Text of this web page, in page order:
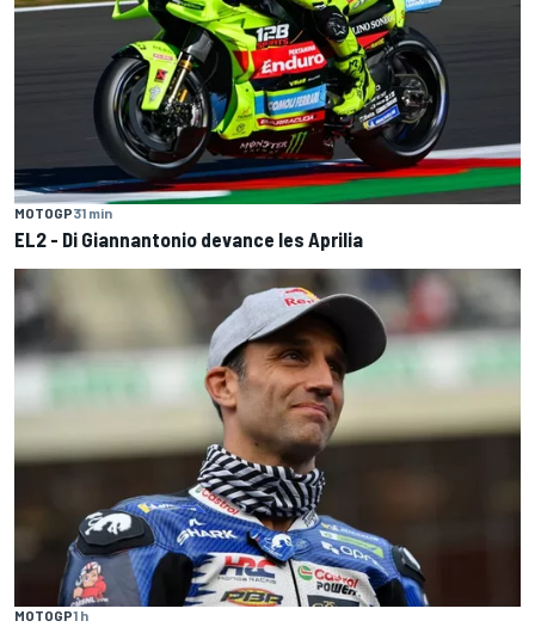
MOTOGP31 min
EL2 - Di Giannantonio devance les Aprilia
MOTOGP1 h